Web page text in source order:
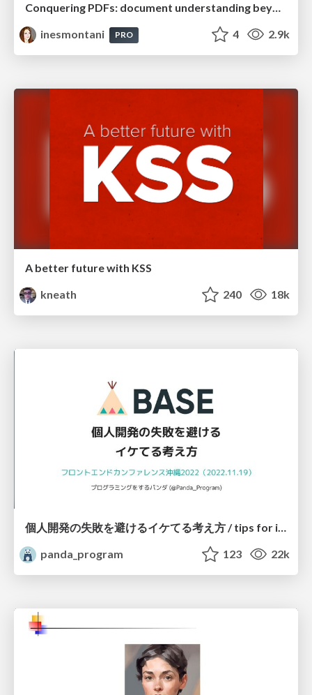
Conquering PDFs: document understanding beyond plain text
inesmontani
PRO 4 2.9k
A better future with KSS
kneath
240 18k
個人開発の失敗を避けるイケてる考え方 / tips for indie hackers
panda_program
123 22k